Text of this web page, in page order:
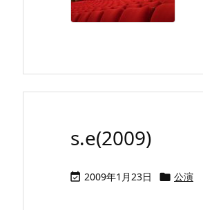
s.e(2009)
 2009年1月23日  公演